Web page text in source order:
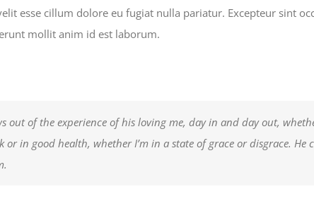
esse cillum dolore eu fugiat nulla pariatur. Excepteur sint
mollit anim id est laborum.
out of the experience of his loving me, day in and day out,
or in good health, whether I’m in a state of grace or disgrace. He